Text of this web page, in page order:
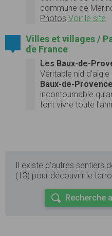
commune de
Photos Voir le site
Villes et villages /
de France
Les Baux-de-
Véritable nid
Baux-de-Provence
incontournable
font vivre toute
Il existe d'autres sentiers
(13) pour découvrir le
Recherche